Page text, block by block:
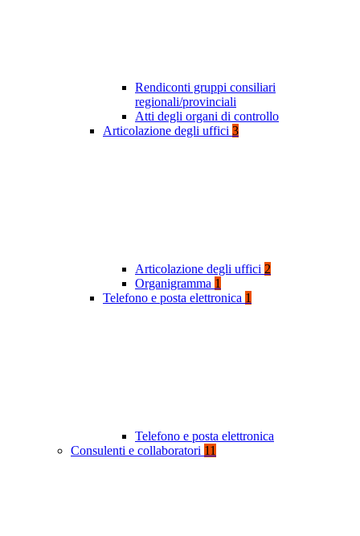
Rendiconti gruppi consiliari
regionali/provinciali
Atti degli organi di controllo
Articolazione degli uffici 3
Articolazione degli uffici 2
Organigramma 1
Telefono e posta elettronica 1
Telefono e posta elettronica
Consulenti e collaboratori 11